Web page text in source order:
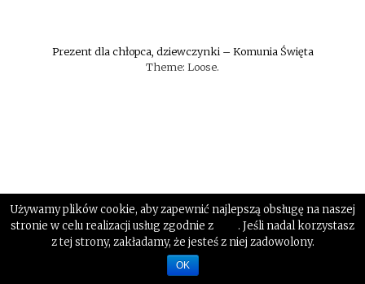
Prezent dla chłopca, dziewczynki – Komunia Święta
Theme: Loose.
Używamy plików cookie, aby zapewnić najlepszą obsługę na naszej
stronie w celu realizacji usług zgodnie z
. Jeśli nadal korzystasz
z tej strony, zakładamy, że jesteś z niej zadowolony.
OK